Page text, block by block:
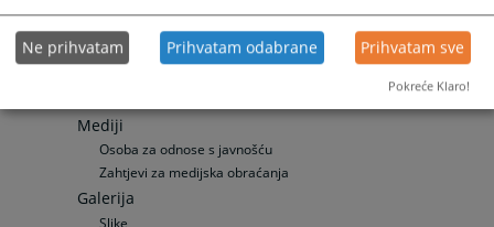
Publikacije
Mediji
Osoba za odnose s javnošću
Zahtjevi za medijska obraćanja
Galerija
Slike
Ne prihvatam Prihvatam odabrane Prihvatam sve
Pokreće Klaro!